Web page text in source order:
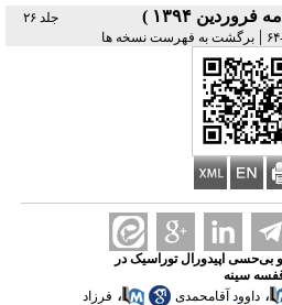
جلد ۲۶
|برگشت به فهرست نسخه ها
اپیدورال توراسیک در
سینه
، داوود آقامحمدی ، فرزاد